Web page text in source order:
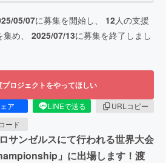
05/07に募集を開始し、 12人の支援
め、 2025/07/13に募集を終了しまし
プロジェクトをやってほしい
ア LINEで送る
URLコピー
ード
サンゼルスにて行われる世界大会
」に出場します！渡